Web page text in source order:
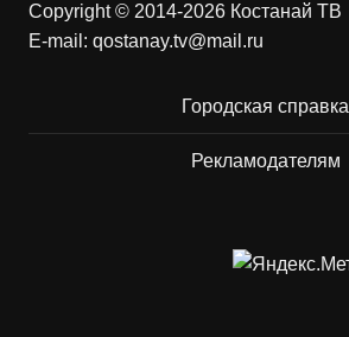
Copyright © 2014-2026 Костанай ТВ
E-mail: qostanay.tv@mail.ru
Городская справка
Рекламодателям